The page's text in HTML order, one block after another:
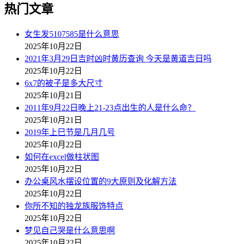
热门文章
女生发5107585是什么意思
2025年10月22日
2021年3月29日吉时凶时黄历查询 今天是黄道吉日吗
2025年10月22日
6x7的被子是多大尺寸
2025年10月21日
2011年9月22日晚上21-23点出生的人是什么命？
2025年10月21日
2019年上巳节是几月几号
2025年10月22日
如何在excel做柱状图
2025年10月22日
办公桌风水摆设位置的9大原则及化解方法
2025年10月22日
你所不知的独龙族服饰特点
2025年10月22日
梦见自己哭是什么意思啊